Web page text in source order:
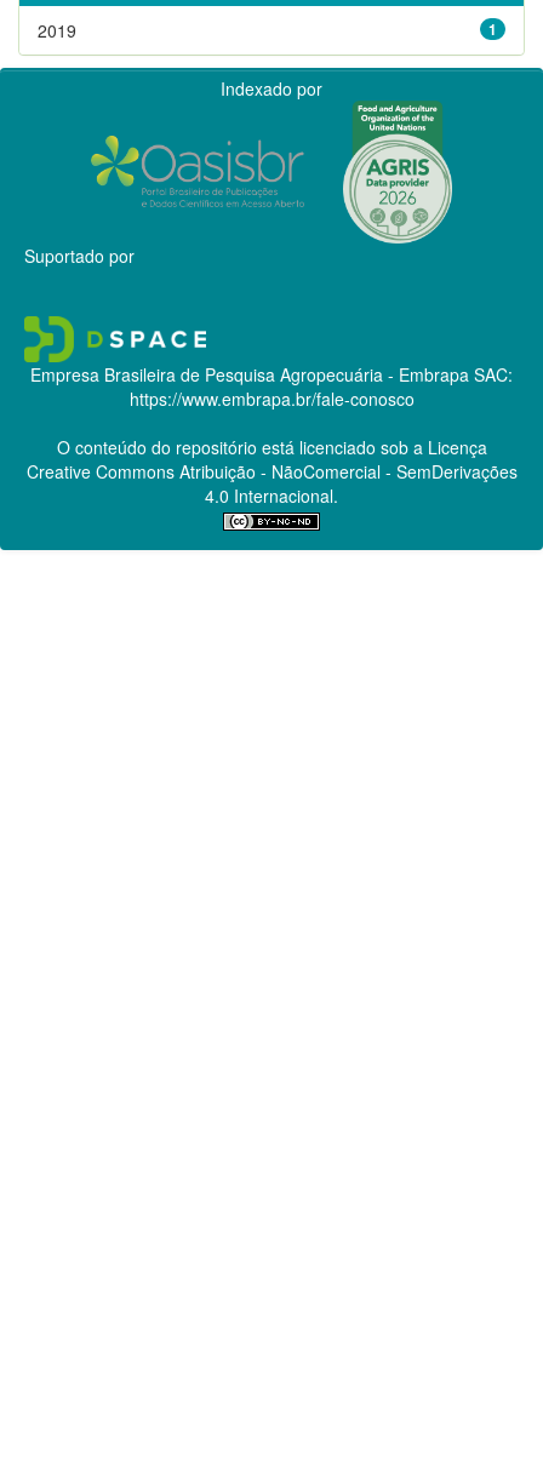
1
2019
Indexado por
Suportado por
Empresa Brasileira de Pesquisa Agropecuária - Embrapa SAC:
https://www.embrapa.br/fale-conosco
O conteúdo do repositório está licenciado sob a Licença
Creative CommonsAtribuição - NãoComercial - SemDerivações
4.0 Internacional.